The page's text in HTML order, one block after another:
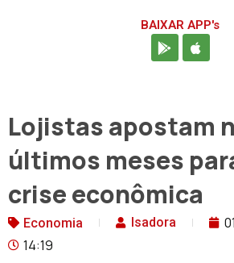
BAIXAR APP's
Lojistas apostam
últimos meses
crise econômica
Economia Isadora
14:19